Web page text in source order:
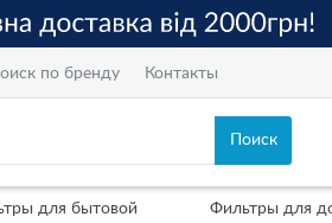
по бренду Контакты
для бытовой
Фильтры для